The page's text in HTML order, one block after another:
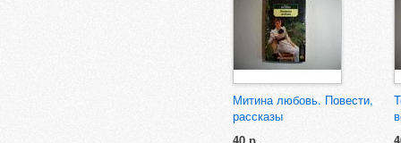
Митина любовь. Повести,
рассказы